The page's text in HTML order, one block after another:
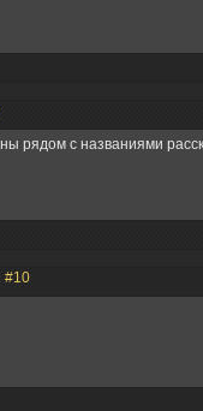
рядом с названиями
#10